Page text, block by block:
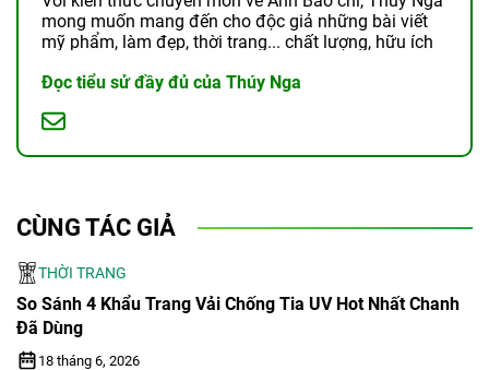
mong muốn mang đến cho độc giả những bài viết
mỹ phẩm, làm đẹp, thời trang... chất lượng, hữu ích
Đọc tiểu sử đầy đủ của Thúy Nga
CÙNG TÁC GIẢ
THỜI TRANG
So Sánh 4 Khẩu Trang Vải Chống Tia UV Hot Nhất Chanh
Đã Dùng
18 tháng 6, 2026